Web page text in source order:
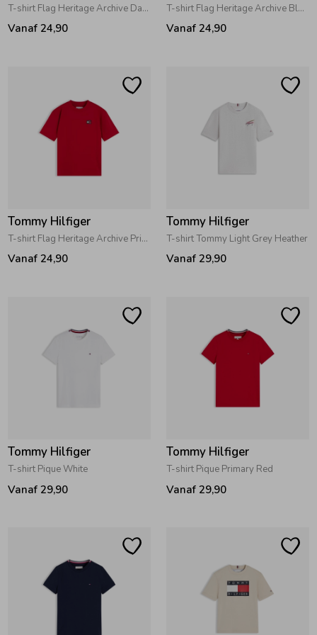
Ondergoed
Zomeraccessoires
Blouses
Leggings
Ondergoed
Zomeraccessoires
Winteraccessoires
T-shirt Flag Heritage Archive Dark Night Navy
Vanaf 24,90
T-shirt Flag Heritage Archive Black
Vanaf 24,90
Tommy Hilfiger
T-shirt Flag Heritage Archive Primary Red
Vanaf 24,90
Tommy Hilfiger
T-shirt Tommy Light Grey Heather
Vanaf 29,90
Tommy Hilfiger
T-shirt Pique White
Vanaf 29,90
Tommy Hilfiger
T-shirt Pique Primary Red
Vanaf 29,90